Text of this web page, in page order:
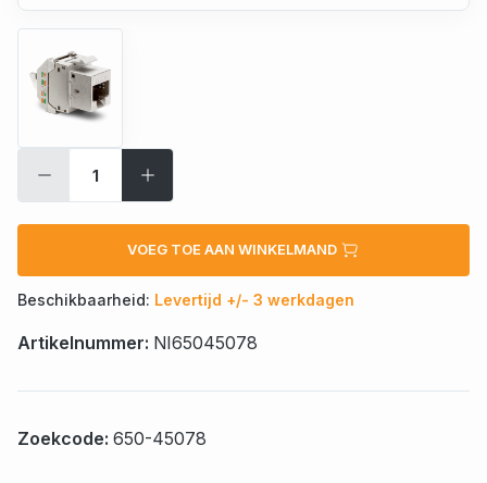
VOEG TOE AAN WINKELMAND
Beschikbaarheid: Levertijd +/- 3 werkdagen
Artikelnummer: NI65045078
Zoekcode: 650-45078